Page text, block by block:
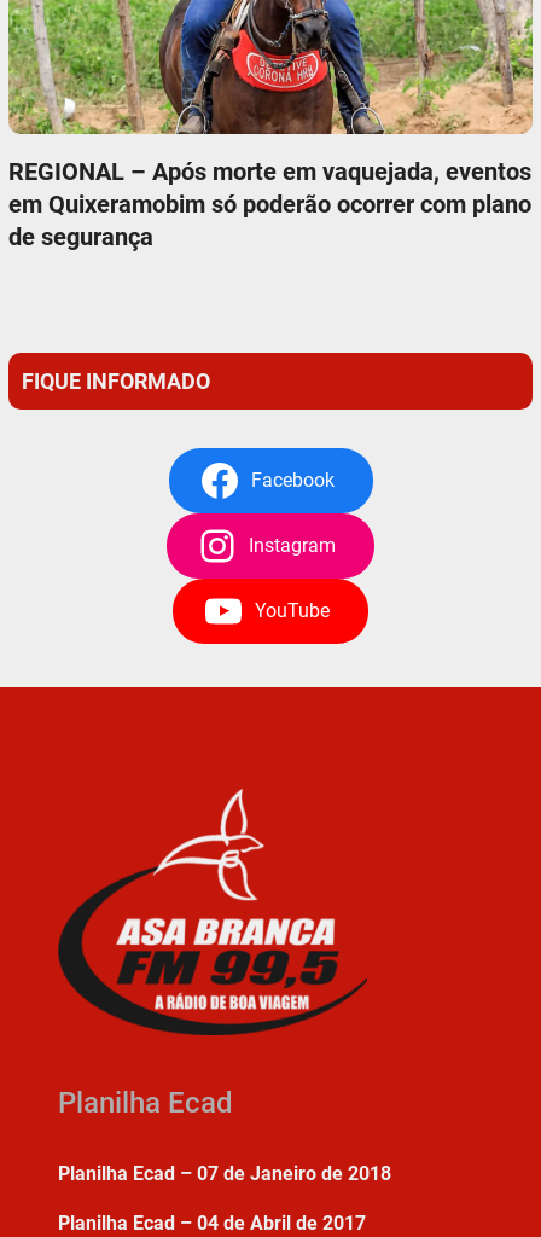
REGIONAL – Após morte em vaquejada, eventos
em Quixeramobim só poderão ocorrer com plano
de segurança
FIQUE INFORMADO
Facebook
Instagram
YouTube
Planilha Ecad
Planilha Ecad – 07 de Janeiro de 2018
Planilha Ecad – 04 de Abril de 2017